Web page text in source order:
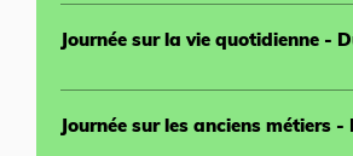
Journée sur la vie quotidienne -
Journée sur les anciens métiers -